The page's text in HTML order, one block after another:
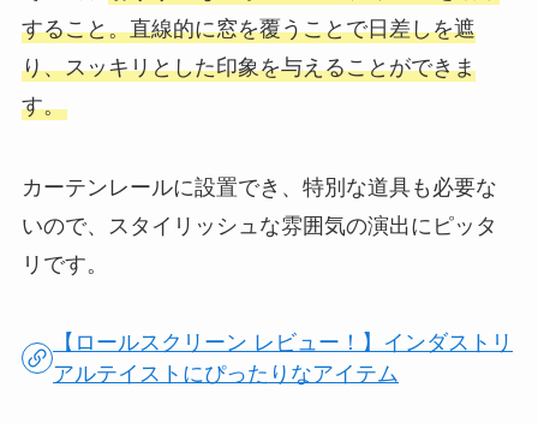
すること。直線的に窓を覆うことで日差しを遮
り、スッキリとした印象を与えることができま
す。
カーテンレールに設置でき、特別な道具も必要な
いので、スタイリッシュな雰囲気の演出にピッタ
リです。
【ロールスクリーン レビュー！】インダストリ
アルテイストにぴったりなアイテム